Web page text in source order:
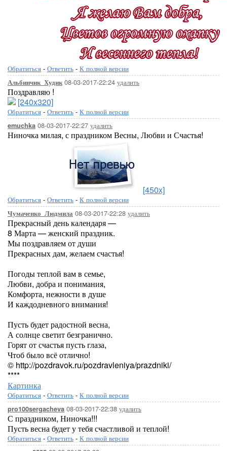
Обратиться - Ответить - К полной версии
Альбинчик_Худик08-03-2017-22:24 удалить
Поздравляю !
[240x320]
Обратиться - Ответить - К полной версии
emuchka 08-03-2017-22:27 удалить
Ниночка милая, с праздником Весны, Любви и Счастья!
[450x]
Обратиться - Ответить - К полной версии
Чумаченко_Людмила 08-03-2017-22:28 удалить
Прекрасный день календаря —
8 Марта — женский праздник.
Мы поздравляем от души
Прекрасных дам, желаем счастья!
Погоды теплой вам в семье,
Любви, добра и понимания,
Комфорта, нежности в душе
И каждодневного внимания!
Пусть будет радостной весна,
А солнце светит безгранично.
Горят от счастья пусть глаза,
Чтоб было всё отлично!
© http://pozdravok.ru/pozdravleniya/prazdniki/
****
Картинка
Обратиться - Ответить - К полной версии
pro100sergacheva 08-03-2017-22:38 удалить
С праздником, Ниночка!!!
Пусть весна будет у тебя счастливой и теплой!
Обратиться - Ответить - К полной версии